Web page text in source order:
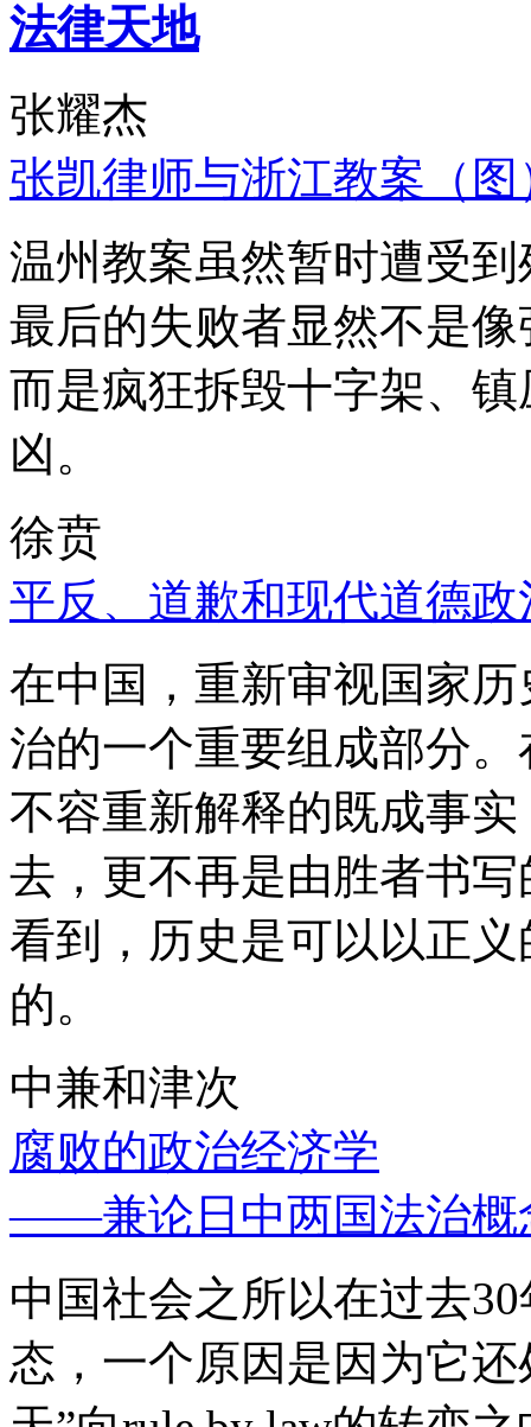
法律天地
张耀杰
张凯律师与浙江教案（图
温州教案虽然暂时遭受
最后的失败者显然不是
而是疯狂拆毁十字架、
凶。
徐贲
平反、道歉和现代道德政
在中国，重新审视国家
治的一个重要组成部分
不容重新解释的既成事
去，更不再是由胜者书
看到，历史是可以以正
的。
中兼和津次
腐败的政治经济学
——兼论日中两国法治概
中国社会之所以在过去
态，一个原因是因为它